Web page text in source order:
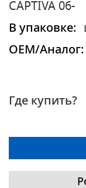
CAPTIVA 06-
В упаковке:
OEM/Аналог:
Где купить?